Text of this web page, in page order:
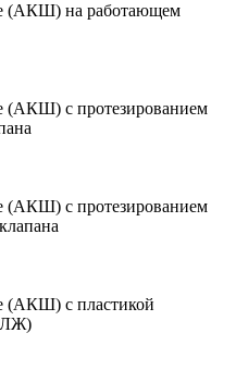
(АКШ) на работающем
(АКШ) с протезированием
(АКШ) с протезированием
(АКШ) с пластикой